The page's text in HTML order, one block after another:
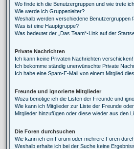
Wo finde ich die Benutzergruppen und wie trete
Wie werde ich Gruppenleiter?
Weshalb werden verschiedene Benutzergruppen
Was ist eine Hauptgruppe?
Was bedeutet der „Das Team“-Link auf der
Private Nachrichten
Ich kann keine Privaten Nachrichten verschicken!
Ich bekomme ständig unerwünschte Private
Ich habe eine Spam-E-Mail von einem Mitglied
Freunde und ignorierte Mitglieder
Wozu benötige ich die Listen der Freunde und
Wie kann ich Mitglieder zur Liste der Freunde
Mitglieder hinzufügen oder diese wieder aus den
Die Foren durchsuchen
Wie kann ich ein Forum oder mehrere Foren
Weshalb erhalte ich bei der Suche keine